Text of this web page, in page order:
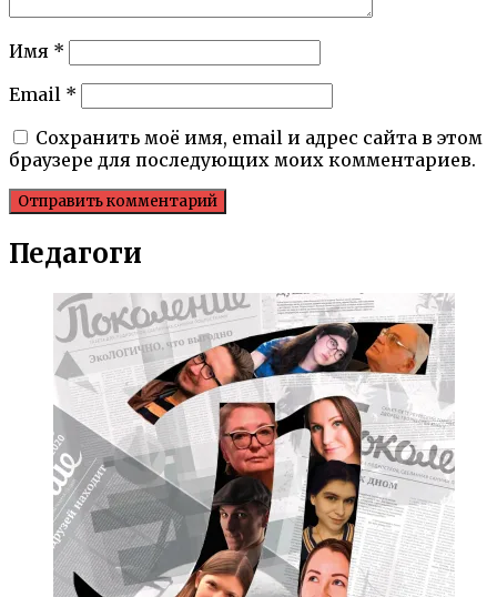
Имя *
Email *
Сохранить моё имя, email и адрес сайта в этом
браузере для последующих моих комментариев.
Педагоги